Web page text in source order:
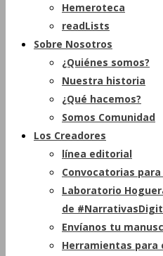
Hemeroteca
readLists
Sobre Nosotros
¿Quiénes somos?
Nuestra historia
¿Qué hacemos?
Somos Comunidad
Los Creadores
línea editorial
Convocatorias
Laboratorio
de
Envíanos tu
Herramientas para